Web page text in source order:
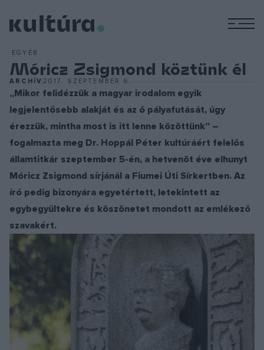
EGYÉB
Móricz Zsigmond köztünk él
ARCHÍV2017. SZEPTEMBER 6.
„Mikor felidézzük a magyar irodalom egyik
legjelentősebb alakját és az ő pályafutását, úgy
érezzük, mintha most is itt lenne közöttünk” –
fogalmazta meg Dr. Hoppál Péter kultúráért felelős
államtitkár szeptember 5-én, a hetvenöt éve elhunyt
Móricz Zsigmond sírjánál a Fiumei Úti Sírkertben. Az
író pedig bizonyára egyetértett, letekintett az
egybegyűltekre és köszönetet mondott az emlékező
szavakért.